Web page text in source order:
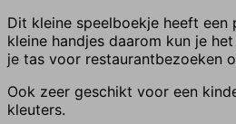
Dit kleine speelboekje heeft
kleine handjes daarom kun je
je tas voor restaurantbezoeken
Ook zeer geschikt voor een
kleuters.